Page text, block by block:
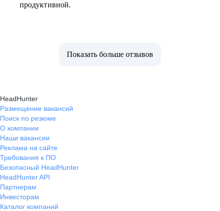
продуктивной.
Показать больше отзывов
HeadHunter
Размещение вакансий
Поиск по резюме
О компании
Наши вакансии
Реклама на сайте
Требования к ПО
Безопасный HeadHunter
HeadHunter API
Партнерам
Инвесторам
Каталог компаний